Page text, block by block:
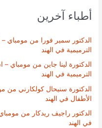
أطباء آخرين
الدكتور سمير فورا من مومباي
الترميمية في الهند
الدكتورة لينا جاين من مومباي
الترميمية في الهند
الدكتورة سنيحال كولكارني
الأطفال في الهند
الدكتور راجيف ريدكار من
في الهند